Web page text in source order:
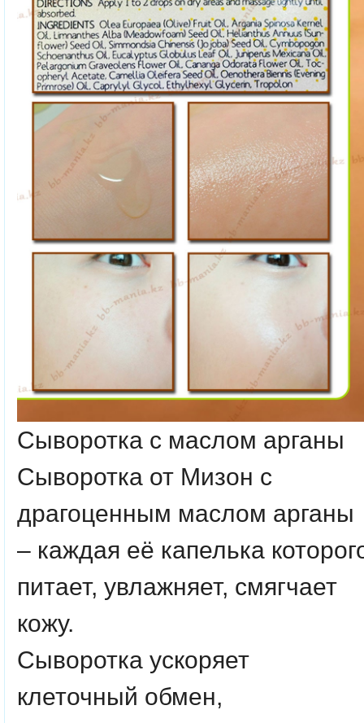
Сыворотка с маслом арганы
Сыворотка от Мизон с
драгоценным маслом арганы
– каждая её капелька
питает, увлажняет, смягчает
кожу.
Сыворотка ускоряет
клеточный обмен,